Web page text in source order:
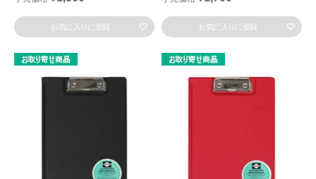
お気に入りに登録 お気に入りに登録